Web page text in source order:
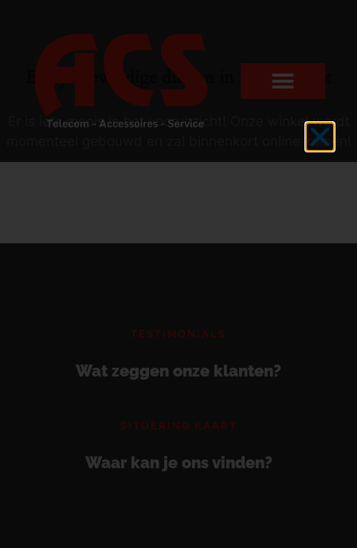
Er zijn geweldige dingen in het verschiet
Er is iets moois in het vooruitzicht! Onze winkel wordt
momenteel gebouwd en zal binnenkort online komen!
TESTIMONIALS
Wat zeggen onze klanten?
SITUERING KAART
Waar kan je ons vinden?